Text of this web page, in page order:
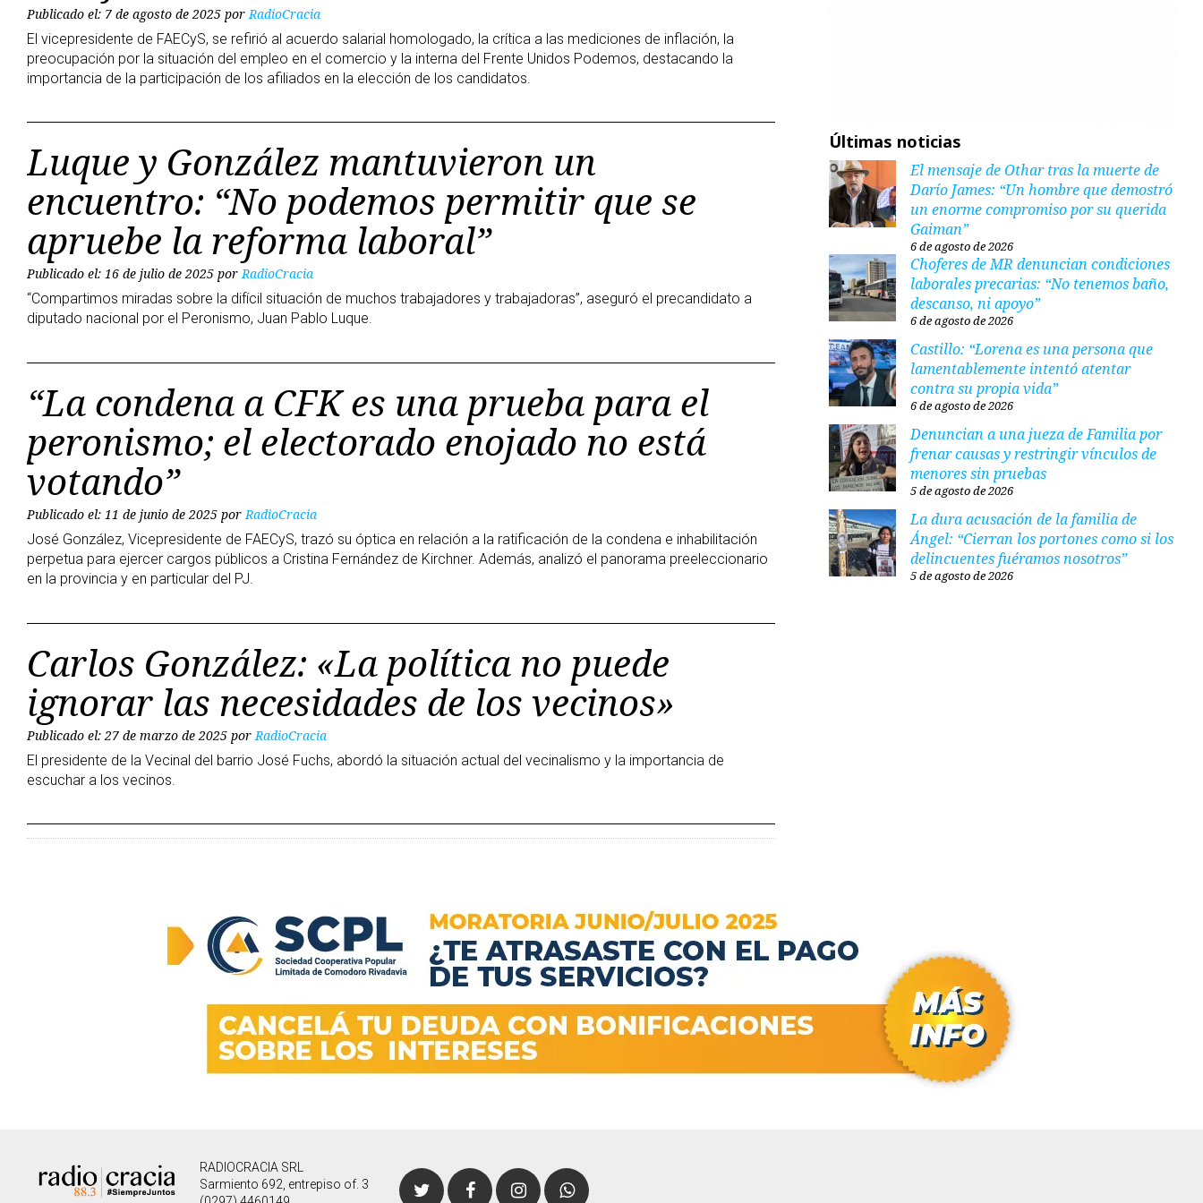
Publicado el: 7 de agosto de 2025 porRadioCracia
El vicepresidente de FAECyS, se refirió al acuerdo salarial homologado, la crítica a las mediciones de inflación, la
preocupación por la situación del empleo en el comercio y la interna del Frente Unidos Podemos, destacando la
importancia de la participación de los afiliados en la elección de los candidatos.
Luque y González mantuvieron un
encuentro: “No podemos permitir que se
apruebe la reforma laboral”
Publicado el: 16 de julio de 2025 porRadioCracia
“Compartimos miradas sobre la difícil situación de muchos trabajadores y trabajadoras”, aseguró el precandidato a
diputado nacional por el Peronismo, Juan Pablo Luque.
“La condena a CFK es una prueba para el
peronismo; el electorado enojado no está
votando”
Publicado el: 11 de junio de 2025 porRadioCracia
José González, Vicepresidente de FAECyS, trazó su óptica en relación a la ratificación de la condena e inhabilitación
perpetua para ejercer cargos públicos a Cristina Fernández de Kirchner. Además, analizó el panorama preeleccionario
en la provincia y en particular del PJ.
Carlos González: «La política no puede
ignorar las necesidades de los vecinos»
Publicado el: 27 de marzo de 2025 por RadioCracia
El presidente de la Vecinal del barrio José Fuchs, abordó la situación actual del vecinalismo y la importancia de
escuchar a los vecinos.
Últimas noticias
El mensaje de Othar tras la muerte de
Darío James: “Un hombre que demostró
un enorme compromiso por su querida
Gaiman”
6 de agosto de 2026
Choferes de MR denuncian condiciones
laborales precarias: “No tenemos baño,
descanso, ni apoyo”
6 de agosto de 2026
Castillo: “Lorena es una persona que
lamentablemente intentó atentar
contra su propia vida”
6 de agosto de 2026
Denuncian a una jueza de Familia por
frenar causas y restringir vínculos de
menores sin pruebas
5 de agosto de 2026
La dura acusación de la familia de
Ángel: “Cierran los portones como si los
delincuentes fuéramos nosotros”
5 de agosto de 2026
RADIOCRACIA SRL
Sarmiento 692, entrepiso of. 3